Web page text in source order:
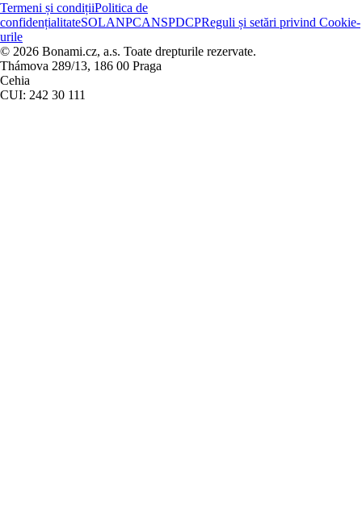
Termeni și condițiiPolitica de
confidențialitateSOLANPCANSPDCPReguli și setări privind Cookie-
urile
© 2026 Bonami.cz, a.s. Toate drepturile rezervate.
Thámova 289/13, 186 00 Praga
Cehia
CUI: 242 30 111